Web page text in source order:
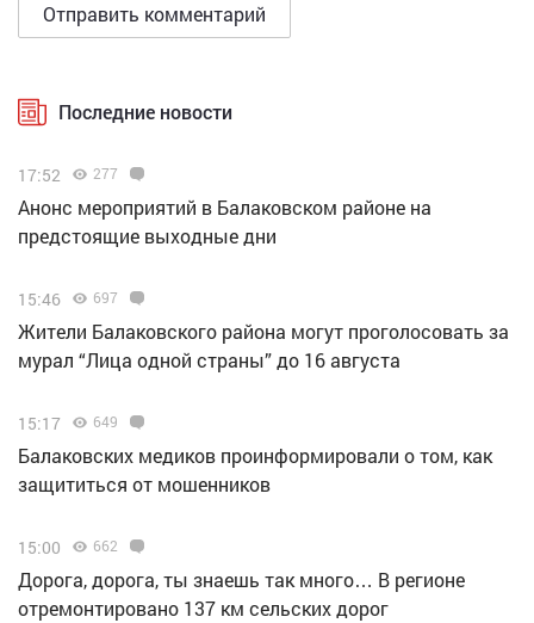
Последние новости
17:52 277
Анонс мероприятий в Балаковском районе на
предстоящие выходные дни
15:46 697
Жители Балаковского района могут проголосовать за
мурал “Лица одной страны” до 16 августа
15:17 649
Балаковских медиков проинформировали о том, как
защититься от мошенников
15:00 662
Дорога, дорога, ты знаешь так много… В регионе
отремонтировано 137 км сельских дорог